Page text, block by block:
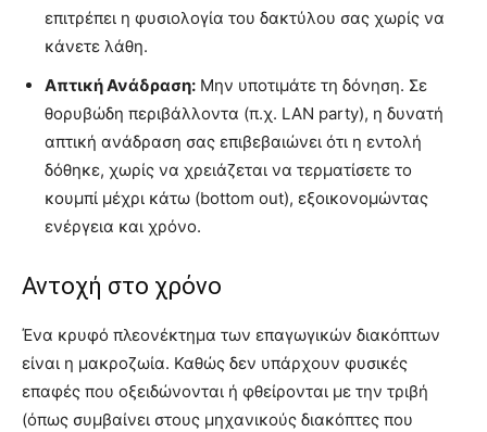
επιτρέπει η φυσιολογία του δακτύλου σας χωρίς να
κάνετε λάθη.
Απτική Ανάδραση: Μην υποτιμάτε τη δόνηση. Σε
θορυβώδη περιβάλλοντα (π.χ. LAN party), η δυνατή
απτική ανάδραση σας επιβεβαιώνει ότι η εντολή
δόθηκε, χωρίς να χρειάζεται να τερματίσετε το
κουμπί μέχρι κάτω (bottom out), εξοικονομώντας
ενέργεια και χρόνο.
Αντοχή στο χρόνο
Ένα κρυφό πλεονέκτημα των επαγωγικών διακόπτων
είναι η μακροζωία. Καθώς δεν υπάρχουν φυσικές
επαφές που οξειδώνονται ή φθείρονται με την τριβή
(όπως συμβαίνει στους μηχανικούς διακόπτες που